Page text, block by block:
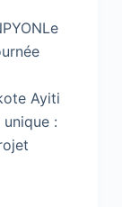
Ayiti
: